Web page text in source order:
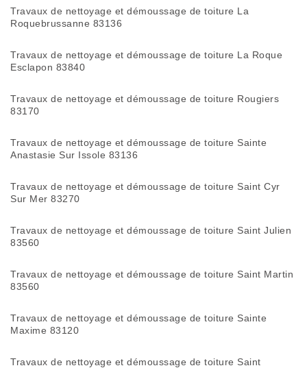
Travaux de nettoyage et démoussage de toiture La
Roquebrussanne 83136
Travaux de nettoyage et démoussage de toiture La Roque
Esclapon 83840
Travaux de nettoyage et démoussage de toiture Rougiers
83170
Travaux de nettoyage et démoussage de toiture Sainte
Anastasie Sur Issole 83136
Travaux de nettoyage et démoussage de toiture Saint Cyr
Sur Mer 83270
Travaux de nettoyage et démoussage de toiture Saint Julien
83560
Travaux de nettoyage et démoussage de toiture Saint Martin
83560
Travaux de nettoyage et démoussage de toiture Sainte
Maxime 83120
Travaux de nettoyage et démoussage de toiture Saint